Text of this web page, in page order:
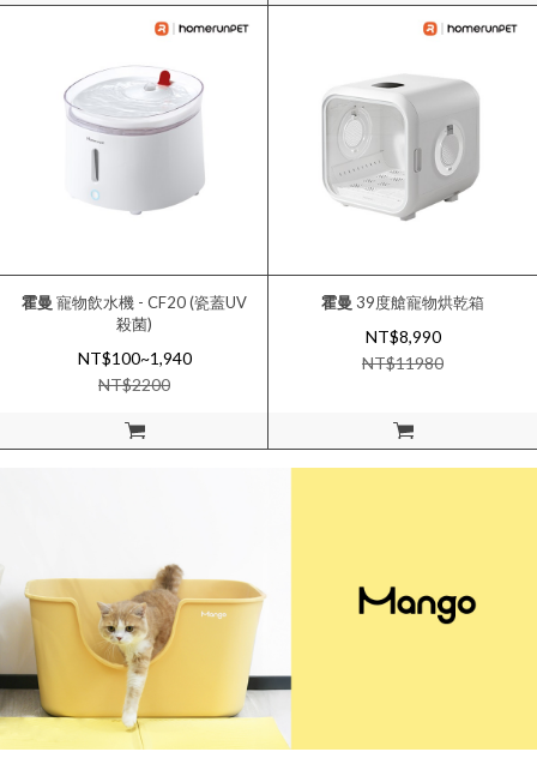
加入購物車
霍曼 寵物飲水機 - CF20 (瓷蓋UV
殺菌)
NT$100~1,940
NT$2200
加入購物車
霍曼 39度艙寵物烘乾箱
NT$8,990
NT$11980